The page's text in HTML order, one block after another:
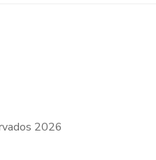
2026